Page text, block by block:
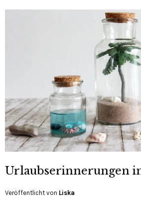
Urlaubserinnerungen
Veröffentlicht von Liska